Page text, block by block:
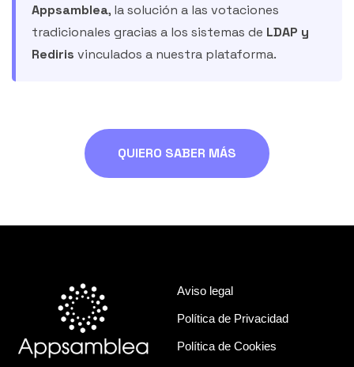
Appsamblea, la solución a las votaciones
tradicionales gracias a los sistemas de LDAP y
Rediris vinculados a nuestra plataforma.
QUIERO SABER MÁS
Aviso legal
Política de Privacidad
Política de Cookies